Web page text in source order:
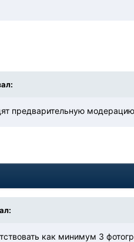
предварительную
как минимум 3